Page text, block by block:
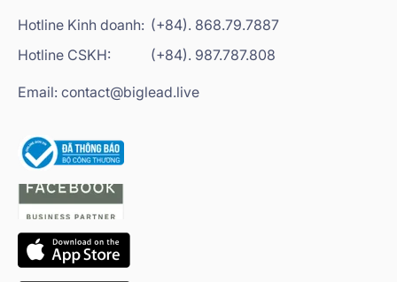
Hotline Kinh doanh: (+84). 868.79.7887
Hotline CSKH:
(+84). 987.787.808
Email: contact@biglead.live